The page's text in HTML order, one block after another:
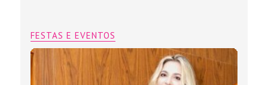
FESTAS E EVENTOS